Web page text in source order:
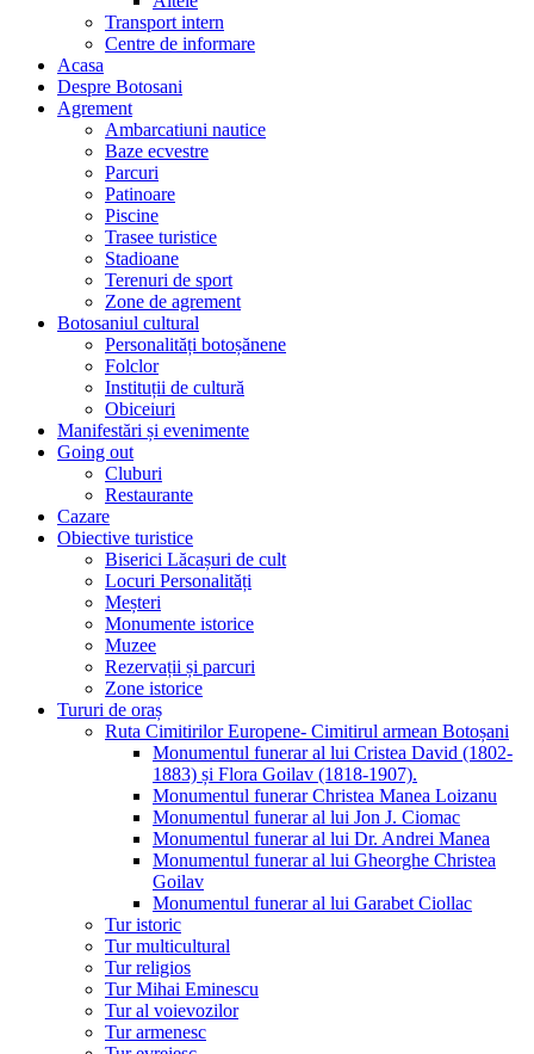
Transport intern
Centre de informare
Acasa
Despre Botosani
Agrement
Ambarcatiuni nautice
Baze ecvestre
Parcuri
Patinoare
Piscine
Trasee turistice
Stadioane
Terenuri de sport
Zone de agrement
Botosaniul cultural
Personalități botoșănene
Folclor
Instituții de cultură
Obiceiuri
Manifestări și evenimente
Going out
Cluburi
Restaurante
Cazare
Obiective turistice
Biserici Lăcașuri de cult
Locuri Personalități
Meșteri
Monumente istorice
Muzee
Rezervații și parcuri
Zone istorice
Tururi de oraș
Ruta Cimitirilor Europene- Cimitirul armean Botoșani
Monumentul funerar al lui Cristea David (1802-
1883) și Flora Goilav (1818-1907).
Monumentul funerar Christea Manea Loizanu
Monumentul funerar al lui Jon J. Ciomac
Monumentul funerar al lui Dr. Andrei Manea
Monumentul funerar al lui Gheorghe Christea
Goilav
Monumentul funerar al lui Garabet Ciollac
Tur istoric
Tur multicultural
Tur religios
Tur Mihai Eminescu
Tur al voievozilor
Tur armenesc